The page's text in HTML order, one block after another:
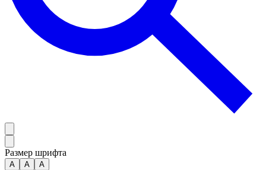
Размер шрифта
А A A